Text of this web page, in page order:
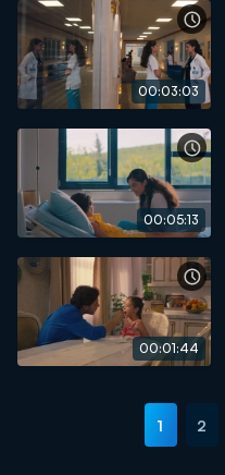
00:03:03
00:05:13
00:01:44
1 2